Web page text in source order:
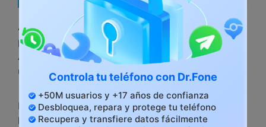
Aquí te traemos 3 de los remedios más efectivos
para combatir el error Desafortunadamente, la
App se ha detenido, que han ayudado a muchos
usuarios enfrentando problemas similares.
El primero de ellos eslimpiar la memoria caché de
la App. Limpia tus Apps borrando datos que han
Controla tu teléfono con Dr.Fone
+50M usuarios y +17 años de confianza
Desbloquea, repara y protege tu teléfono
Recupera y transfiere datos fácilmente